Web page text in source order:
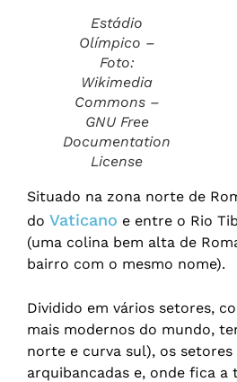
Estádio
Olímpico –
Foto:
Wikimedia
Commons –
GNU Free
Documentation
License
Situado na zona norte de
do Vaticano e entre o Rio
(uma colina bem alta de
bairro com o mesmo nome).
Dividido em vários setores,
mais modernos do mundo,
norte e curva sul), os setores
arquibancadas e, onde fica a